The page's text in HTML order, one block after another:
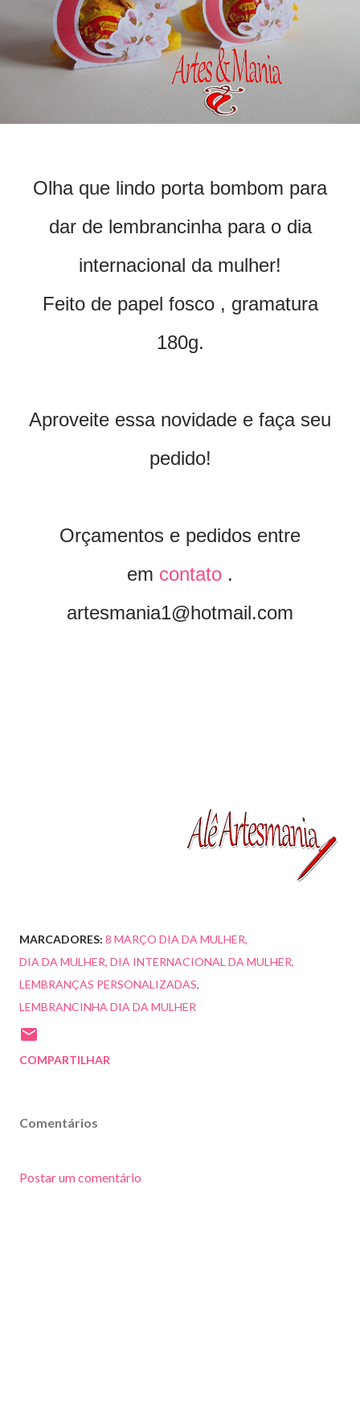
Olha que lindo porta bombom para
dar de lembrancinha para o dia
internacional da mulher!
Feito de papel fosco , gramatura
180g.
Aproveite essa novidade e faça seu
pedido!
Orçamentos e pedidos entre
em contato .
artesmania1@hotmail.com
MARCADORES: 8 MARÇO DIA DA MULHER
DIA DA MULHER DIA INTERNACIONAL DA MULHER
LEMBRANÇAS PERSONALIZADAS
LEMBRANCINHA DIA DA MULHER
COMPARTILHAR
Comentários
Postar um comentário